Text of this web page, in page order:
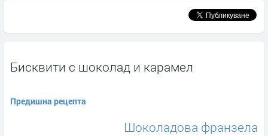
Бисквити с шоколад и карамел
Предишна рецепта
Шоколадова франзела